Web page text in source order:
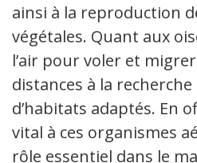
ainsi à la reproduction
végétales. Quant aux
l’air pour voler et
distances à la
d’habitats adaptés. En
vital à ces organismes
rôle essentiel dans le